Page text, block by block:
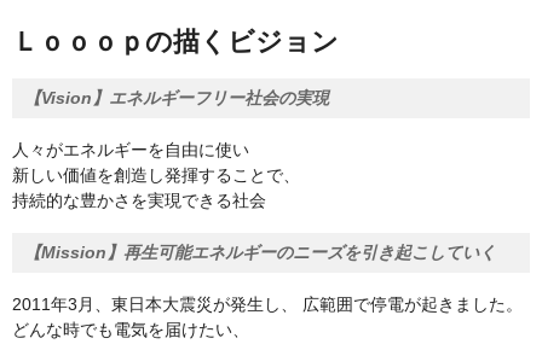
Ｌｏｏｏｐの描くビジョン
【Vision】エネルギーフリー社会の実現
人々がエネルギーを自由に使い
新しい価値を創造し発揮することで、
持続的な豊かさを実現できる社会
【Mission】再生可能エネルギーのニーズを引き起こしていく
2011年3月、東日本大震災が発生し、 広範囲で停電が起きました。
どんな時でも電気を届けたい、